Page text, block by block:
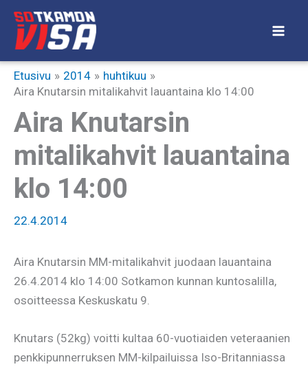
Siirry
sisältöön
Etusivu 2014
huhtikuu
Aira Knutarsin mitalikahvit lauantaina klo 14:00
Aira Knutarsin
mitalikahvit lauantaina
klo 14:00
22.4.2014
Aira Knutarsin MM-mitalikahvit juodaan lauantaina
26.4.2014 klo 14:00 Sotkamon kunnan kuntosalilla,
osoitteessa Keskuskatu 9.
Knutars (52kg) voitti kultaa 60-vuotiaiden veteraanien
penkkipunnerruksen MM-kilpailuissa Iso-Britanniassa